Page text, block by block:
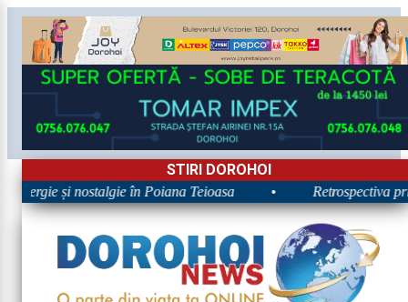
STIRI DOROHOI
și nostalgie în Poiana Teioasa Retrospectiva